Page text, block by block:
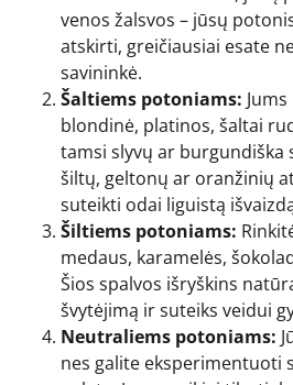
venos žalsvos – jūsų
atskirti, greičiausiai esate
savininkė.
Šaltiems potoniams:
blondinė, platinos, šaltai
tamsi slyvų ar burgundiška
šiltų, geltonų ar oranžinių
suteikti odai liguistą
Šiltiems potoniams:
medaus, karamelės,
Šios spalvos išryškins
švytėjimą ir suteiks veidui
Neutraliems potoniams:
nes galite eksperimentuoti